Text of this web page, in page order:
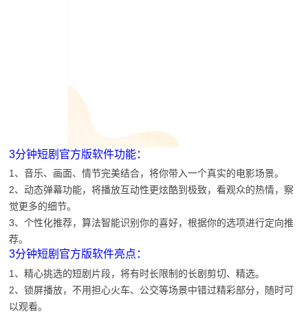
3分钟短剧官方版软件功能：
1、音乐、画面、情节完美结合，将你带入一个真实的电影场景。
2、动态弹幕功能，将播放互动性更炫酷到极致，看观众的热情，察
觉更多的细节。
3、个性化推荐，算法智能识别你的喜好，根据你的选项进行定向推
荐。
3分钟短剧官方版软件亮点：
1、精心挑选的短剧片段，将有时长限制的长剧剪切、精选。
2、锁屏播放，不用担心火车、公交等场景中错过精彩部分，随时可
以观看。